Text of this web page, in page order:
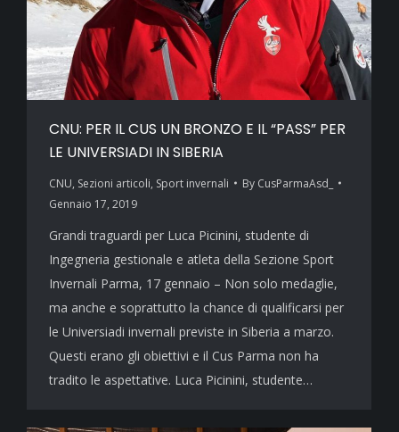
CNU: PER IL CUS UN BRONZO E IL “PASS” PER
LE UNIVERSIADI IN SIBERIA
CNU, Sezioni articoli, Sport invernali By CusParmaAsd_
Gennaio 17, 2019
Grandi traguardi per Luca Picinini, studente di
Ingegneria gestionale e atleta della Sezione Sport
Invernali Parma, 17 gennaio – Non solo medaglie,
ma anche e soprattutto la chance di qualificarsi per
le Universiadi invernali previste in Siberia a marzo.
Questi erano gli obiettivi e il Cus Parma non ha
tradito le aspettative. Luca Picinini, studente…